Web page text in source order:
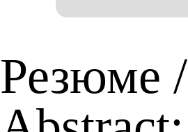
Резюме /